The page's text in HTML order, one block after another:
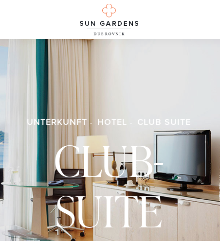
UNTERKUNFT HOTEL CLUB SUITE
CLUB-
SUITE